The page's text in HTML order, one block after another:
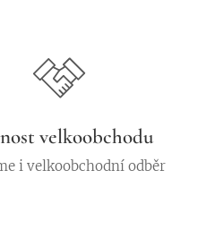
velkoobchodu
i velkoobchodní odběr